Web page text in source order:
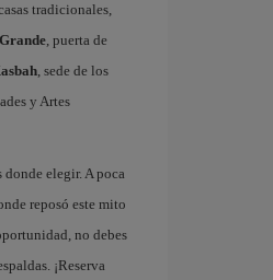
tradicionales,
, puerta de
, sede de los
y Artes
donde elegir. A poca
reposó este mito
no debes
¡Reserva